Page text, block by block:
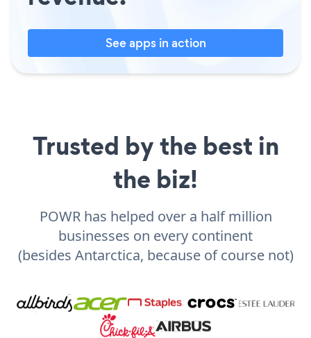
See apps in action
Trusted by the best in
the biz!
POWR has helped over a half million
businesses on every continent
(besides Antarctica, because of course not)